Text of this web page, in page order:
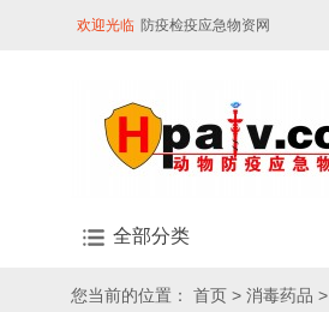
欢迎光临 防疫检疫应急物资网
全部分类
您当前的位置： 首页 > 消毒药品 >